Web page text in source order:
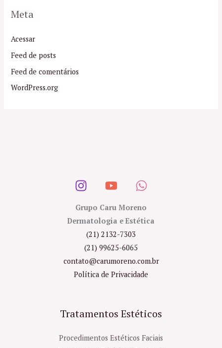
Meta
Acessar
Feed de posts
Feed de comentários
WordPress.org
Grupo Caru Moreno
Dermatologia e Estética
(21) 2132-7303
(21) 99625-6065
contato@carumoreno.com.br
Política de Privacidade
Tratamentos Estéticos
Procedimentos Estéticos Faciais